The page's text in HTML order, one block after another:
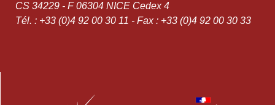
CS 34229 - F 06304 NICE Cedex 4
Tél. : +33 (0)4 92 00 30 11 - Fax : +33 (0)4 92 00 30 33